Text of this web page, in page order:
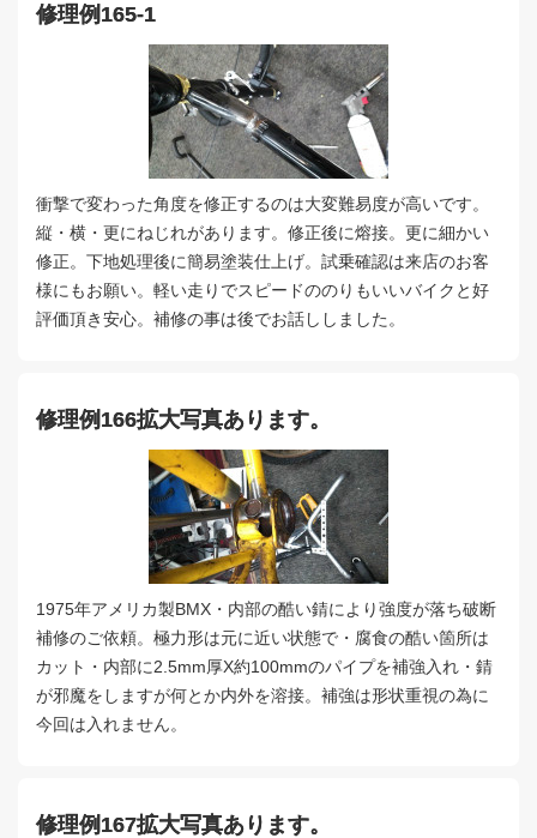
修理例165-1
衝撃で変わった角度を修正するのは大変難易度が高いです。
縦・横・更にねじれがあります。修正後に熔接。更に細かい
修正。下地処理後に簡易塗装仕上げ。試乗確認は来店のお客
様にもお願い。軽い走りでスピードののりもいいバイクと好
評価頂き安心。補修の事は後でお話ししました。
修理例166拡大写真あります。
1975年アメリカ製BMX・内部の酷い錆により強度が落ち破断
補修のご依頼。極力形は元に近い状態で・腐食の酷い箇所は
カット・内部に2.5mm厚X約100mmのパイプを補強入れ・錆
が邪魔をしますが何とか内外を溶接。補強は形状重視の為に
今回は入れません。
修理例167拡大写真あります。